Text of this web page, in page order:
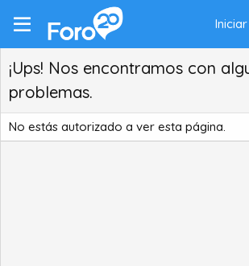
¡Ups! Nos encontramos con
problemas.
No estás autorizado a ver esta página.